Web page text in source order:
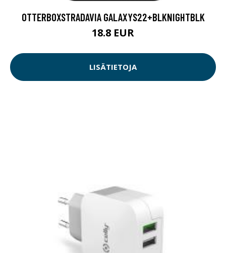
OTTERBOXSTRADAVIA GALAXYS22+BLKNIGHTBLK
18.8 EUR
LISÄTIETOJA